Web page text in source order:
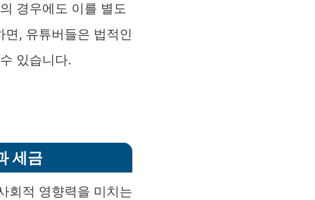
경우에도 이를 별도
, 유튜버들은 법적인
있습니다.
세금
회적 영향력을 미치는